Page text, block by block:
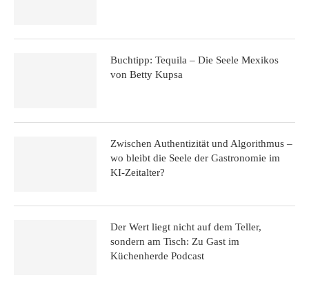
Buchtipp: Tequila – Die Seele Mexikos
von Betty Kupsa
Zwischen Authentizität und Algorithmus –
wo bleibt die Seele der Gastronomie im
KI-Zeitalter?
Der Wert liegt nicht auf dem Teller,
sondern am Tisch: Zu Gast im
Küchenherde Podcast